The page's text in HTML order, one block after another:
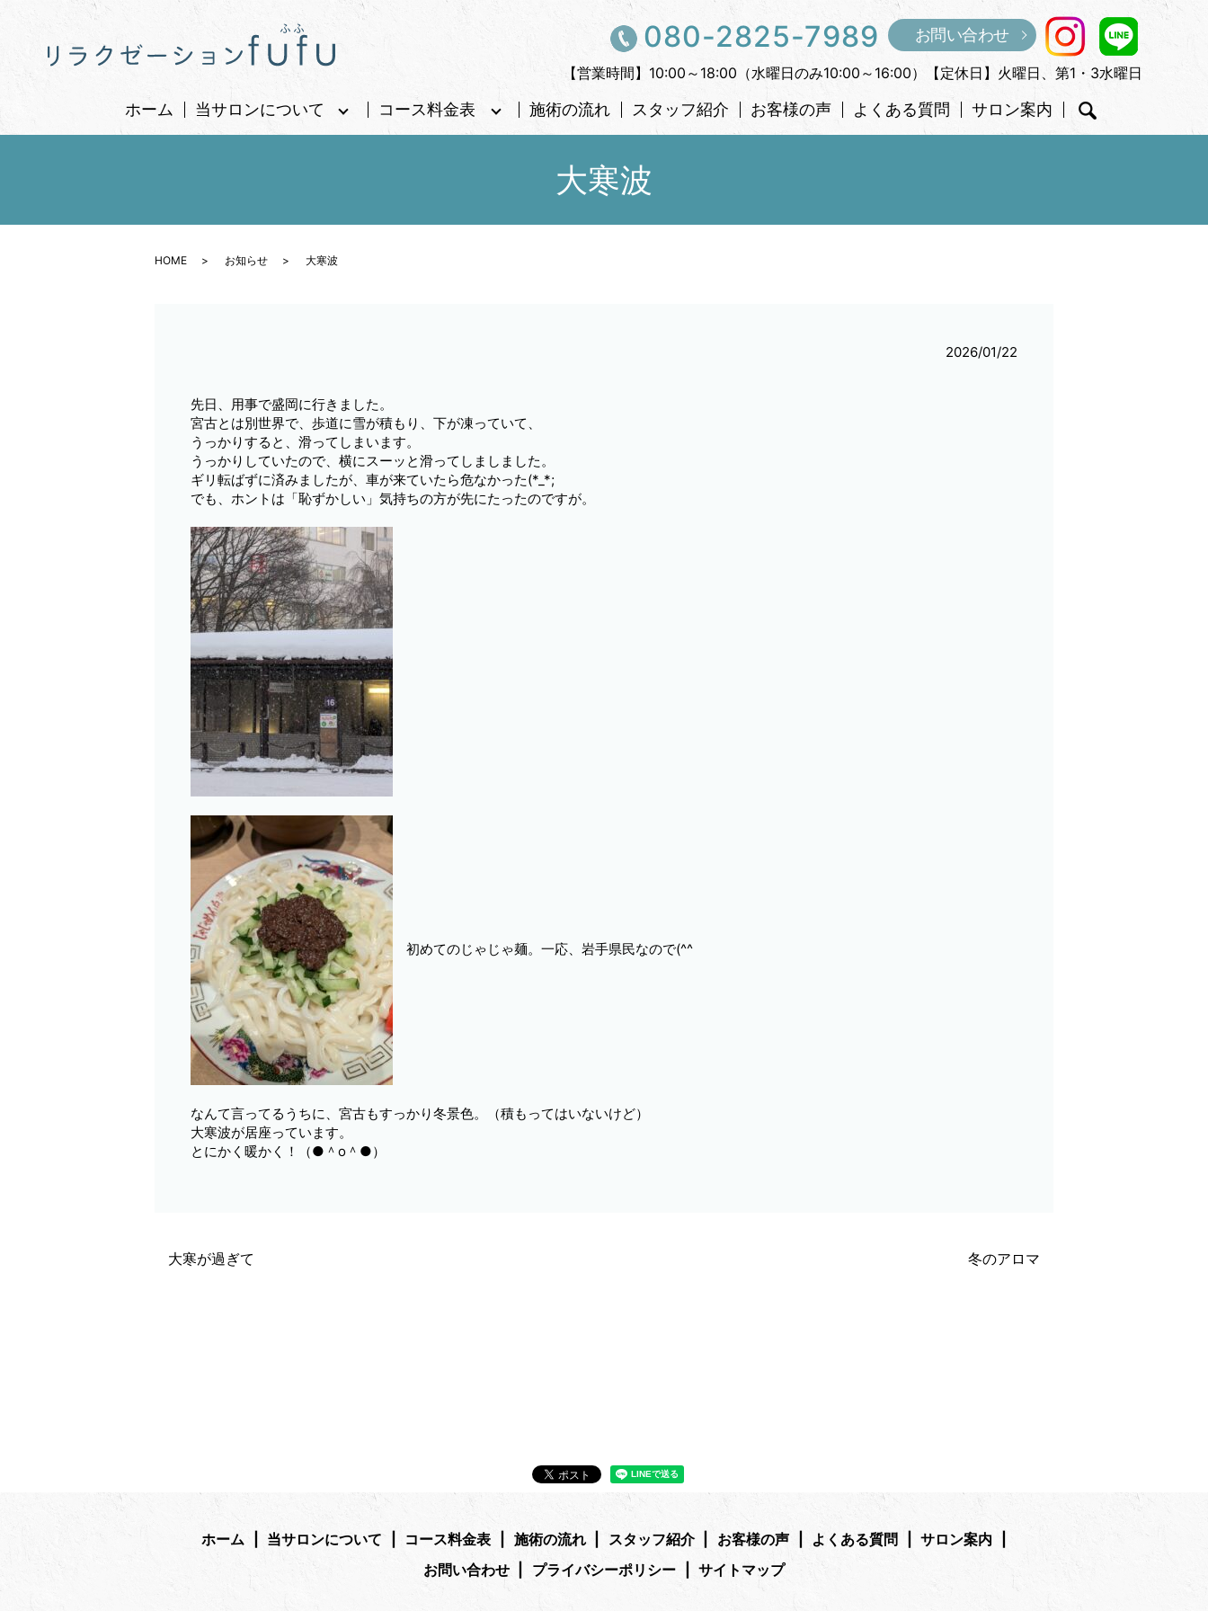
080-2825-7989 お問い合わせ
【営業時間】10:00～18:00（水曜日のみ10:00～16:00）【定休日】火曜日、第1・3水曜日
ホーム 当サロンについて コース料金表 施術の流れ スタッフ紹介 お客様の声 よくある質問 サロン案内
大寒波
HOME お知らせ 大寒波
2026/01/22
先日、用事で盛岡に行きました。
宮古とは別世界で、歩道に雪が積もり、下が凍っていて、
うっかりすると、滑ってしまいます。
うっかりしていたので、横にスーッと滑ってしましました。
ギリ転ばずに済みましたが、車が来ていたら危なかった(*_*;
でも、ホントは「恥ずかしい」気持ちの方が先にたったのですが。
初めてのじゃじゃ麺。一応、岩手県民なので(^^ゞ
なんて言ってるうちに、宮古もすっかり冬景色。（積もってはいないけど）
大寒波が居座っています。
とにかく暖かく！（●＾o＾●）
大寒が過ぎて 冬のアロマ
ホーム 当サロンについて コース料金表 施術の流れ スタッフ紹介 お客様の声 よくある質問
サロン案内
お問い合わせ
プライバシーポリシー サイトマップ